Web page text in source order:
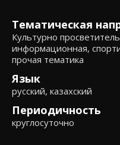
Тематическая
Культурно
информационная,
прочая тематика
Язык
русский, казахский
Периодичность
круглосуточно